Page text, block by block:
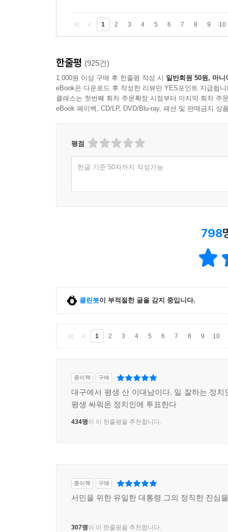
1 2 3 4 5 6 7 8 9 10
한줄평 (925건)
1,000원 이상 구매 후 한줄평 작성 시 일반회원 50원, 마니
eBook은 다운로드 후 작성한 리뷰만 YES포인트 지급됩니
클래스는 첫번째 회차 주문확정 시점부터 마지막 회차 주
eBook 페이백, CD/LP, DVD/Blu-ray, 패션 및 판매금지 상
평점
한글 기준 50자까지 작성가능
798
클린봇이 부적절한 글을 감지 중입니다.
1 2 3 4 5 6 7 8 9 10
종이책 구매
대구에서 평생 산 이대남이다. 일 잘하는 정치
평생 싸워온 정치인에 투표한다
434명이 이 한줄평을 추천합니다.
종이책 구매
서민을 위한 유일한 대통령 그의 정직한 진심
307명이 이 한줄평을 추천합니다.